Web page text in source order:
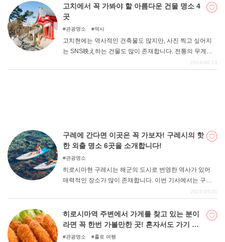
시에 가면 꼭 들러야 할 구라시키 데님 스트리트의 매력을
소개합니다.
고치에서 꼭 가봐야 할 아름다운 건물 명소 4
곳
관광명소 역사
고치현에는 역사적인 건축물도 많지만, 사진 찍고 싶어지
는 SNS映え하는 건물도 많이 존재합니다. 전통의 무게감
이 느껴지는 옛 건축물에서 조금 벗어나 스타일리시하고
합니다.
2024-06-13
구레에 간다면 이곳은 꼭 가보자! 구레시의 핫
한 외출 명소 6곳을 소개합니다!
관광명소
히로시마현 구레시는 해군의 도시로 번영한 역사가 있어
매력적인 장소가 많이 존재합니다. 이번 기사에서는 구레
시에 거주한 경험이 있는 필자가 정말 추천하고 싶은 구레
은 꼭 참고해 보시기 바랍니다.
2024-05-31
히로시마역 주변에서 가게를 찾고 있는 분이
라면 꼭 한번 가볼만한 곳! 혼자서도 가기 편
한 가게 7곳
관광명소 홀로 여행